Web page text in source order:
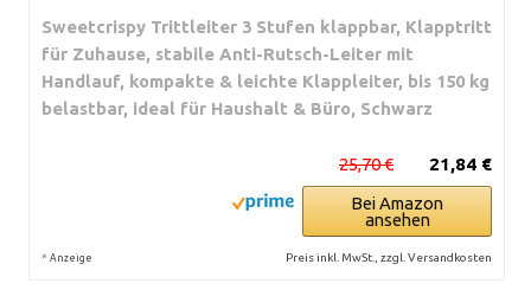
Sweetcrispy Trittleiter 3 Stufen klappbar, Klapptritt
für Zuhause, stabile Anti-Rutsch-Leiter mit
Handlauf, kompakte & leichte Klappleiter, bis 150 kg
belastbar, ideal für Haushalt & Büro, Schwarz
21,84 €
25,70 €
Bei Amazon
ansehen
* Anzeige Preis inkl. MwSt., zzgl. Versandkosten